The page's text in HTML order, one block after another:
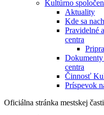
Kultúrno
Aktuality
Kde sa
Pravidelné
centra
centra
Činnosť
Príspevok
Oficiálna stránka mestskej časti